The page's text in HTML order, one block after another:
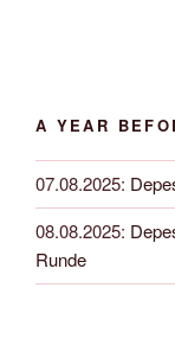
A YEAR
07.08.2025:
08.08.2025:
Runde